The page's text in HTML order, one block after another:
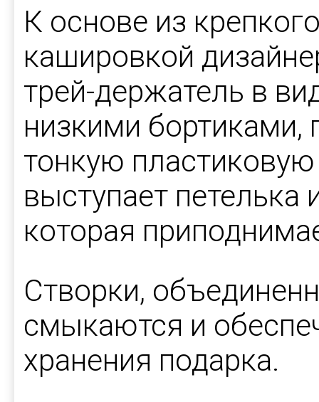
К основе из
кашировкой
трей-держатель в
низкими
тонкую
выступает петелька
которая
Створки,
смыкаются и
хранения подарка.